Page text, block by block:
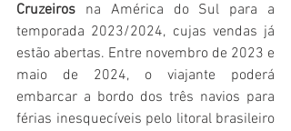
Cruzeiros na América do Sul para a
temporada 2023/2024, cujas vendas já
estão abertas. Entre novembro de 2023 e
maio de 2024, o viajante poderá
embarcar a bordo dos três navios para
férias inesquecíveis pelo litoral brasileiro